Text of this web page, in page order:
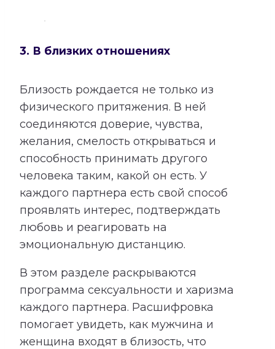
3. В близких отношениях
Близость рождается не только из
физического притяжения. В ней
соединяются доверие, чувства,
желания, смелость открываться и
способность принимать другого
человека таким, какой он есть. У
каждого партнера есть свой способ
проявлять интерес, подтверждать
любовь и реагировать на
эмоциональную дистанцию.
В этом разделе раскрываются
программа сексуальности и харизма
каждого партнера. Расшифровка
помогает увидеть, как мужчина и
женщина входят в близость, что